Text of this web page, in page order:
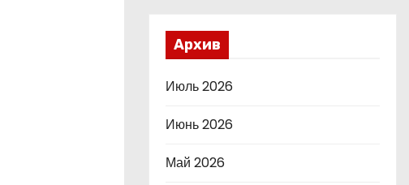
Архив
Июль 2026
Июнь 2026
Май 2026